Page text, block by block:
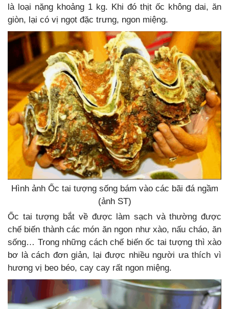
là loại nặng khoảng 1 kg. Khi đó thịt ốc không dai, ăn
giòn, lại có vị ngọt đặc trưng, ngon miệng.
Hình ảnh Ốc tai tượng sống bám vào các bãi đá ngầm
(ảnh ST)
Ốc tai tượng bắt về được làm sạch và thường được
chế biến thành các món ăn ngon như xào, nấu cháo, ăn
sống… Trong những cách chế biến ốc tai tượng thì xào
bơ là cách đơn giản, lại được nhiều người ưa thích vì
hương vị beo béo, cay cay rất ngon miệng.